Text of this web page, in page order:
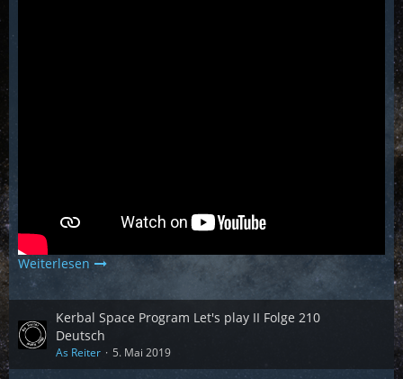
Weiterlesen
Kerbal Space Program Let's play II Folge 210
Deutsch
As Reiter 5. Mai 2019